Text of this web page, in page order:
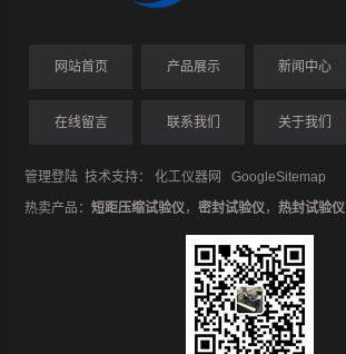
网站首页 产品展示 新闻中心
在线留言 联系我们 关于我们
管理登陆 技术支持：化工仪器网
GoogleSitemap
热卖产品：短距压缩试验仪，密封试验仪，热封试验仪